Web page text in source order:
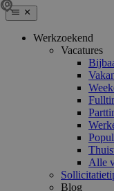
Werkzoekend
Vacatures
Alle
Blog